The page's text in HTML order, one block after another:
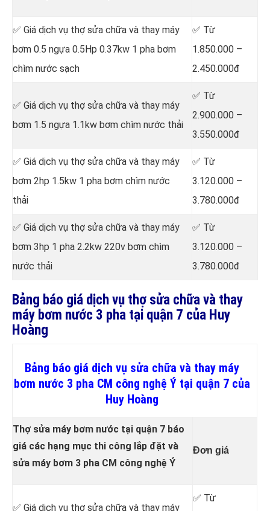
✅ Giá dịch vụ thợ sửa chữa và thay máy
bơm 0.5 ngựa 0.5Hp 0.37kw 1 pha bơm
chìm nước sạch
✅ Từ
1.850.000 –
2.450.000đ
✅ Giá dịch vụ thợ sửa chữa và thay máy
bơm 1.5 ngựa 1.1kw bơm chìm nước thải
✅ Từ
2.900.000 –
3.550.000đ
✅ Giá dịch vụ thợ sửa chữa và thay máy
bơm 2hp 1.5kw 1 pha bơm chìm nước
thải
✅ Từ
3.120.000 –
3.780.000đ
✅ Giá dịch vụ thợ sửa chữa và thay máy
bơm 3hp 1 pha 2.2kw 220v bơm chìm
nước thải
✅ Từ
3.120.000 –
3.780.000đ
Bảng báo giá dịch vụ thợ sửa chữa và thay
máy bơm nước 3 pha tại quận 7 của Huy
Hoàng
Bảng báo giá dịch vụ sửa chữa và thay máy
bơm nước 3 pha CM công nghệ Ý tại quận 7 của
Huy Hoàng
Thợ sửa máy bơm nước tại quận 7 báo
giá các hạng mục thi công lắp đặt và
sửa máy bơm 3 pha CM công nghệ Ý
Đơn giá
✅ Giá dịch vụ thợ sửa chữa và thay máy
✅ Từ